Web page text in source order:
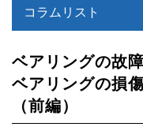
コラムリスト
ベアリングの故
ベアリングの損
（前編）